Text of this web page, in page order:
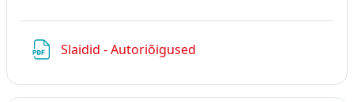
Slaidid - Autoriõigused